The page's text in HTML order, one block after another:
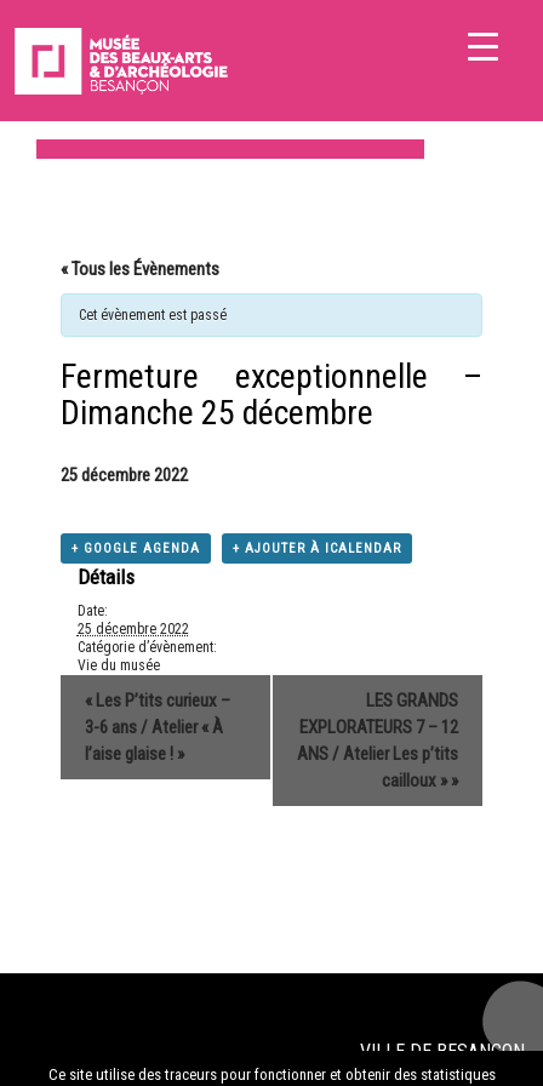
« Tous les Évènements
Cet évènement est passé
Fermeture exceptionnelle –
Dimanche 25 décembre
25 décembre 2022
+ GOOGLE AGENDA + AJOUTER À ICALENDAR
Détails
Date:
25 décembre 2022
Catégorie d’évènement:
Vie du musée
« Les P’tits curieux –
3-6 ans / Atelier « À
l’aise glaise ! »
LES GRANDS
EXPLORATEURS 7 – 12
ANS / Atelier Les p’tits
cailloux »»
VILLE DE BESANÇON
© 2020musée des beaux-arts et d'archéologie de Besançon
Ce site utilise des traceurs pour fonctionner et obtenir des statistiques